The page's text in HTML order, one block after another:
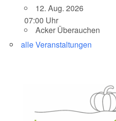
12. Aug. 2026
07:00 Uhr
Acker Überauchen
alle Veranstaltungen